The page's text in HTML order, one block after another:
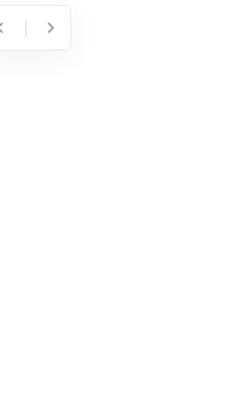
chevron_right